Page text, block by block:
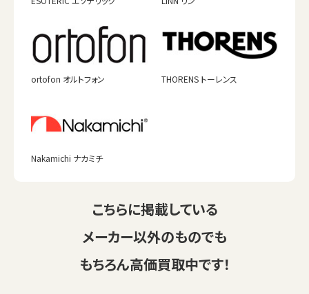
ortofon オルトフォン THORENS トーレンス
Nakamichi ナカミチ
こちらに掲載している
メーカー以外のものでも
もちろん高価買取中です！